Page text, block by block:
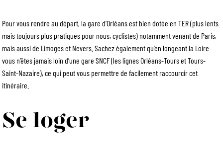
Pour vous rendre au départ, la gare d’Orléans est bien dotée en TER (plus lents
mais toujours plus pratiques pour nous, cyclistes) notamment venant de Paris,
mais aussi de Limoges et Nevers. Sachez également qu’en longeant la Loire
vous n’êtes jamais loin d’une gare SNCF (les lignes Orléans-Tours et Tours-
Saint-Nazaire), ce qui peut vous permettre de facilement raccourcir cet
itinéraire.
Se loger